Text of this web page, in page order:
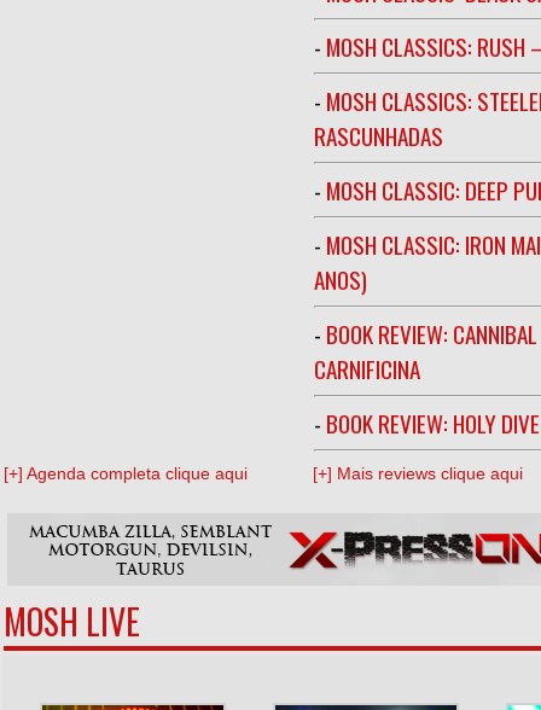
- MOSH CLASSICS: RUSH
- MOSH CLASSICS:
RASCUNHADAS
- MOSH CLASSIC: DEEP
- MOSH CLASSIC: IRON
ANOS)
- BOOK REVIEW:
CARNIFICINA
- BOOK REVIEW: HOLY
[+] Agenda completa clique aqui [+] Mais reviews clique aqui
MOSH LIVE